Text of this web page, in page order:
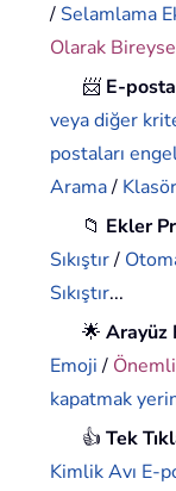
/ Selamlama
Olarak
📨 E-
veya diğer
postaları
Arama/
📁 Ekler
Sıkıştır/
Sıkıştır...
🌟Arayüz
Emoji/
kapatmak
👍Tek
Kimlik Avı E-